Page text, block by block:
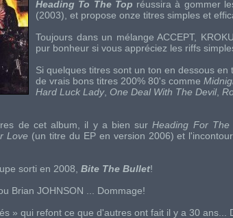
Heading To The Top réussira à gommer
(2003), et propose onze titres simples et
Toujours dans un mélangeACCEPT,
pur bonheur si vous appréciez les riffs
Si quelques titres sont un ton en dessous en
de vrais bons titres 200% 80's comme
Hard Luck Lady, One Deal With The Devil,
de cet album, il y a bien surHeading For The
Love (un titre du EP en version 2006) et
sorti en 2008, Bite The Bullet!
Brian JOHNSON
... Dommage!
» qui refont ce que d'autres ont fait il y a 30 ans...